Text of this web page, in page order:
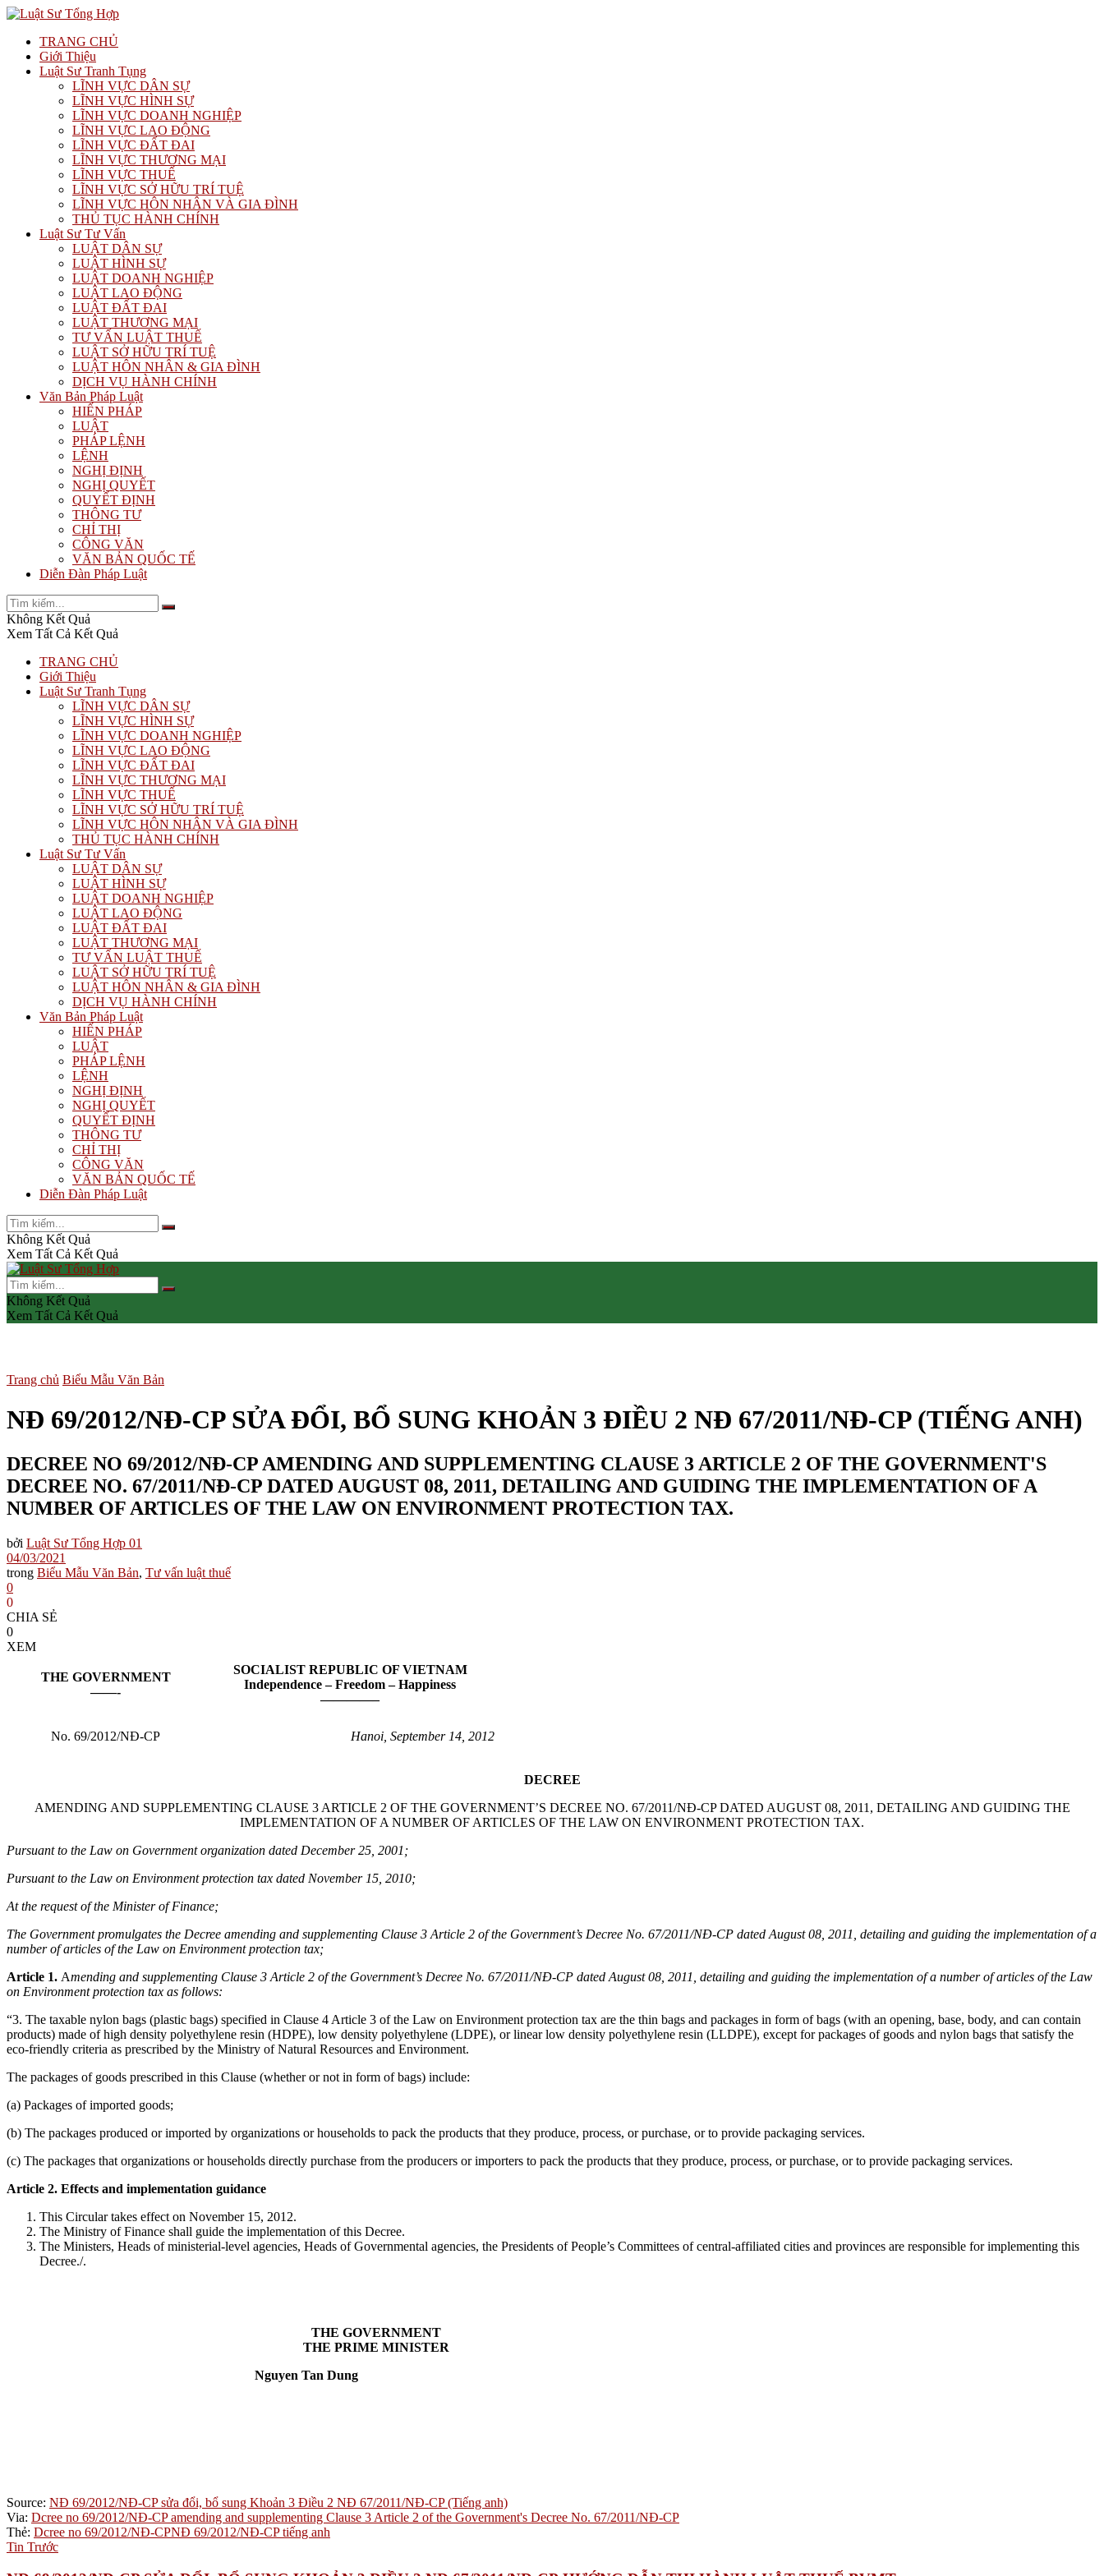
TRANG CHỦ
Giới Thiệu
Luật Sư Tranh Tụng
LĨNH VỰC DÂN SỰ
LĨNH VỰC HÌNH SỰ
LĨNH VỰC DOANH NGHIỆP
LĨNH VỰC LAO ĐỘNG
LĨNH VỰC ĐẤT ĐAI
LĨNH VỰC THƯƠNG MẠI
LĨNH VỰC THUẾ
LĨNH VỰC SỞ HỮU TRÍ TUỆ
LĨNH VỰC HÔN NHÂN VÀ GIA ĐÌNH
THỦ TỤC HÀNH CHÍNH
Luật Sư Tư Vấn
LUẬT DÂN SỰ
LUẬT HÌNH SỰ
LUẬT DOANH NGHIỆP
LUẬT LAO ĐỘNG
LUẬT ĐẤT ĐAI
LUẬT THƯƠNG MẠI
TƯ VẤN LUẬT THUẾ
LUẬT SỞ HỮU TRÍ TUỆ
LUẬT HÔN NHÂN & GIA ĐÌNH
DỊCH VỤ HÀNH CHÍNH
Văn Bản Pháp Luật
HIẾN PHÁP
LUẬT
PHÁP LỆNH
LỆNH
NGHỊ ĐỊNH
NGHỊ QUYẾT
QUYẾT ĐỊNH
THÔNG TƯ
CHỈ THỊ
CÔNG VĂN
VĂN BẢN QUỐC TẾ
Diễn Đàn Pháp Luật
Không Kết Quả
Xem Tất Cả Kết Quả
TRANG CHỦ
Giới Thiệu
Luật Sư Tranh Tụng
LĨNH VỰC DÂN SỰ
LĨNH VỰC HÌNH SỰ
LĨNH VỰC DOANH NGHIỆP
LĨNH VỰC LAO ĐỘNG
LĨNH VỰC ĐẤT ĐAI
LĨNH VỰC THƯƠNG MẠI
LĨNH VỰC THUẾ
LĨNH VỰC SỞ HỮU TRÍ TUỆ
LĨNH VỰC HÔN NHÂN VÀ GIA ĐÌNH
THỦ TỤC HÀNH CHÍNH
Luật Sư Tư Vấn
LUẬT DÂN SỰ
LUẬT HÌNH SỰ
LUẬT DOANH NGHIỆP
LUẬT LAO ĐỘNG
LUẬT ĐẤT ĐAI
LUẬT THƯƠNG MẠI
TƯ VẤN LUẬT THUẾ
LUẬT SỞ HỮU TRÍ TUỆ
LUẬT HÔN NHÂN & GIA ĐÌNH
DỊCH VỤ HÀNH CHÍNH
Văn Bản Pháp Luật
HIẾN PHÁP
LUẬT
PHÁP LỆNH
LỆNH
NGHỊ ĐỊNH
NGHỊ QUYẾT
QUYẾT ĐỊNH
THÔNG TƯ
CHỈ THỊ
CÔNG VĂN
VĂN BẢN QUỐC TẾ
Diễn Đàn Pháp Luật
Không Kết Quả
Xem Tất Cả Kết Quả
Không Kết Quả
Xem Tất Cả Kết Quả
Trang chủ Biểu Mẫu Văn Bản
NĐ 69/2012/NĐ-CP SỬA ĐỔI, BỔ SUNG KHOẢN 3 ĐIỀU 2 NĐ 67/2011/NĐ-CP (TIẾNG ANH)
DECREE NO 69/2012/NĐ-CP AMENDING AND SUPPLEMENTING CLAUSE 3 ARTICLE 2 OF THE GOVERNMENT'S
DECREE NO. 67/2011/NĐ-CP DATED AUGUST 08, 2011, DETAILING AND GUIDING THE IMPLEMENTATION OF A
NUMBER OF ARTICLES OF THE LAW ON ENVIRONMENT PROTECTION TAX.
bởi Luật Sư Tổng Hợp 01
04/03/2021
trong Biểu Mẫu Văn Bản, Tư vấn luật thuế
0
0
CHIA SẺ
0
XEM
THE GOVERNMENT
——-
SOCIALIST REPUBLIC OF VIETNAM
Independence – Freedom – Happiness
————–
No. 69/2012/NĐ-CP Hanoi, September 14, 2012
DECREE
AMENDING AND SUPPLEMENTING CLAUSE 3 ARTICLE 2 OF THE GOVERNMENT’S DECREE NO. 67/2011/NĐ-CP DATED AUGUST 08, 2011, DETAILING AND GUIDING THE
IMPLEMENTATION OF A NUMBER OF ARTICLES OF THE LAW ON ENVIRONMENT PROTECTION TAX.
Pursuant to the Law on Government organization dated December 25, 2001;
Pursuant to the Law on Environment protection tax dated November 15, 2010;
At the request of the Minister of Finance;
The Government promulgates the Decree amending and supplementing Clause 3 Article 2 of the Government’s Decree No. 67/2011/NĐ-CP dated August 08, 2011, detailing and guiding the implementation of a
number of articles of the Law on Environment protection tax;
Article 1. Amending and supplementing Clause 3 Article 2 of the Government’s Decree No. 67/2011/NĐ-CP dated August 08, 2011, detailing and guiding the implementation of a number of articles of the Law
on Environment protection tax as follows:
“3. The taxable nylon bags (plastic bags) specified in Clause 4 Article 3 of the Law on Environment protection tax are the thin bags and packages in form of bags (with an opening, base, body, and can contain
products) made of high density polyethylene resin (HDPE), low density polyethylene (LDPE), or linear low density polyethylene resin (LLDPE), except for packages of goods and nylon bags that satisfy the
eco-friendly criteria as prescribed by the Ministry of Natural Resources and Environment.
The packages of goods prescribed in this Clause (whether or not in form of bags) include:
(a) Packages of imported goods;
(b) The packages produced or imported by organizations or households to pack the products that they produce, process, or purchase, or to provide packaging services.
(c) The packages that organizations or households directly purchase from the producers or importers to pack the products that they produce, process, or purchase, or to provide packaging services.
Article 2. Effects and implementation guidance
This Circular takes effect on November 15, 2012.
The Ministry of Finance shall guide the implementation of this Decree.
The Ministers, Heads of ministerial-level agencies, Heads of Governmental agencies, the Presidents of People’s Committees of central-affiliated cities and provinces are responsible for implementing this
Decree./.
THE GOVERNMENT
THE PRIME MINISTER
Nguyen Tan Dung
Source: NĐ 69/2012/NĐ-CP sửa đổi, bổ sung Khoản 3 Điều 2 NĐ 67/2011/NĐ-CP (Tiếng anh)
Via: Dcree no 69/2012/NĐ-CP amending and supplementing Clause 3 Article 2 of the Government's Decree No. 67/2011/NĐ-CP
Thẻ: Dcree no 69/2012/NĐ-CPNĐ 69/2012/NĐ-CP tiếng anh
Tin Trước